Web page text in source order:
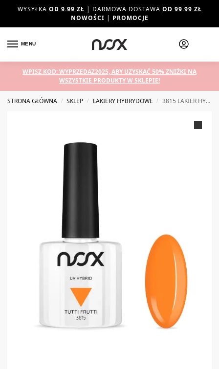
WYSYŁKA OD 9.99 ZŁ | DARMOWA DOSTAWA OD 99.99 ZŁ
NOWOŚCI | PROMOCJE
MENU
WPISZ KOD: WYPRZEDAZ2025, ABY UZYSKAĆ 50% ZNIŻKI NA
WSZYSTKIE PRODUKTY W SKLEPIE!
STRONA GŁÓWNA / SKLEP / LAKIERY HYBRYDOWE / 3815 LAKIER HYBRYDOWY NOX TUTTI FRUTTI 7 ML